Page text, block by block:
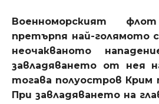
Военноморският
претърпя най-голямото
неочакваното
завладяването от нея
тогава полуостров Крим
При завладяването на